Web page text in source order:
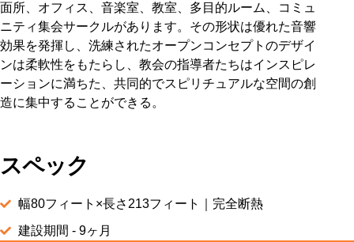
面所、オフィス、音楽室、教室、多目的ルーム、コミュ
ニティ集会サークルがあります。その形状は優れた音響
効果を発揮し、洗練されたオープンコンセプトのデザイ
ンは柔軟性をもたらし、教会の指導者たちはインスピレ
ーションに満ちた、共同的でスピリチュアルな空間の創
造に集中することができる。
スペック
幅80フィート×長さ213フィート｜完全断熱
建設期間 - 9ヶ月